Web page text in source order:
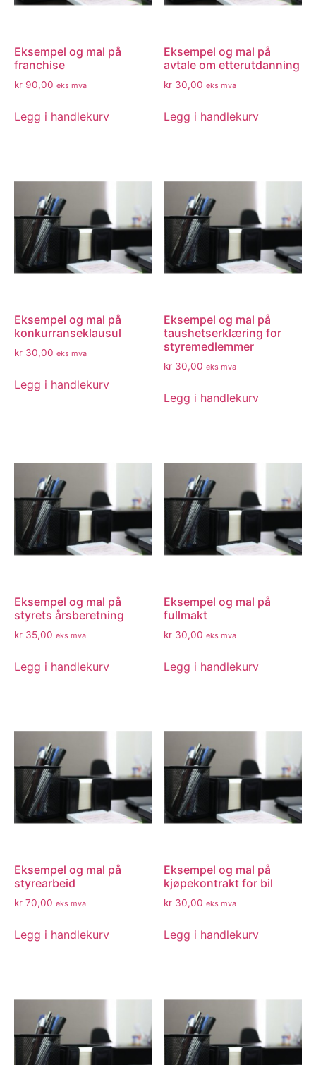
Eksempel og mal på
franchise
kr 90,00 eks mva
Legg i handlekurv
Eksempel og mal på
avtale om etterutdanning
kr 30,00 eks mva
Legg i handlekurv
Eksempel og mal på
konkurranseklausul
kr 30,00 eks mva
Legg i handlekurv
Eksempel og mal på
taushetserklæring for
styremedlemmer
kr 30,00 eks mva
Legg i handlekurv
Eksempel og mal på
styrets årsberetning
kr 35,00 eks mva
Legg i handlekurv
Eksempel og mal på
fullmakt
kr 30,00 eks mva
Legg i handlekurv
Eksempel og mal på
styrearbeid
kr 70,00 eks mva
Legg i handlekurv
Eksempel og mal på
kjøpekontrakt for bil
kr 30,00 eks mva
Legg i handlekurv